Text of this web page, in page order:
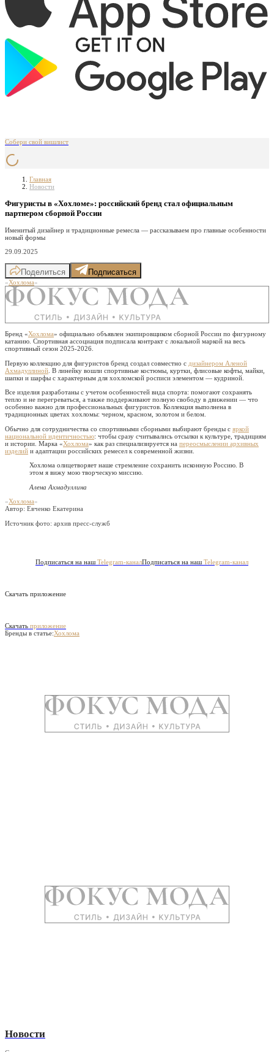
Собери свой вишлист
Главная
Новости
Фигуристы в «Хохломе»: российский бренд стал официальным
партнером сборной России
Именитый дизайнер и традиционные ремесла — рассказываем про главные особенности
новый формы
29.09.2025
Поделиться Подписаться
«Хохлома»
Бренд «Хохлома» официально объявлен экипировщиком сборной России по фигурному
катанию. Спортивная ассоциация подписала контракт с локальной маркой на весь
спортивный сезон 2025-2026.
Первую коллекцию для фигуристов бренд создал совместно с дизайнером Аленой
Ахмадуллиной . В линейку вошли спортивные костюмы, куртки, флисовые кофты, майки,
шапки и шарфы с характерным для хохломской росписи элементом — кудриной.
Все изделия разработаны с учетом особенностей вида спорта: помогают сохранять
тепло и не перегреваться, а также поддерживают полную свободу в движении — что
особенно важно для профессиональных фигуристов. Коллекция выполнена в
традиционных цветах хохломы: черном, красном, золотом и белом.
Обычно для сотрудничества со спортивными сборными выбирают бренды с яркой
национальной идентичностью: чтобы сразу считывались отсылки к культуре, традициям
и истории. Марка «Хохлома» как раз специализируется на переосмыслении архивных
изделий и адаптации российских ремесел к современной жизни.
Хохлома олицетворяет наше стремление сохранить исконную Россию. В
этом я вижу мою творческую миссию.
Алена Ахмадуллина
«Хохлома»
Автор: Евченко Екатерина
Источник фото: архив пресс-служб
Подписаться на наш Telegram-каналПодписаться на наш Telegram-канал
Скачать приложение
Скачать приложение
Бренды в статье:Хохлома
Новости